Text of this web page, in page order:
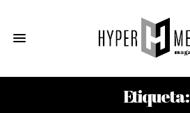
Etiqueta: